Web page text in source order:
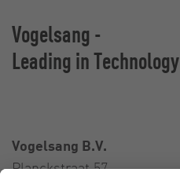
Vogelsang -
Leading in Technology
Vogelsang B.V.
Planckstraat 57